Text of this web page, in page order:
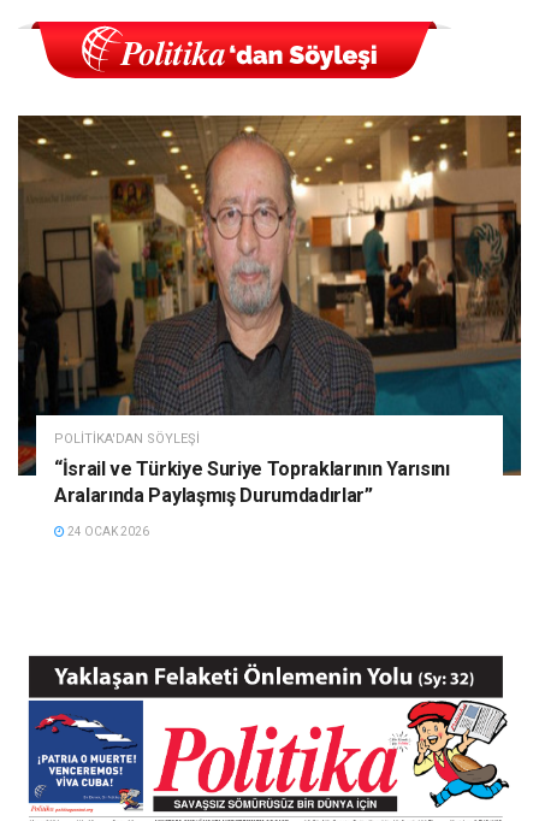
POLITIKA'DAN SÖYLEŞI
“İsrail ve Türkiye Suriye Topraklarının Yarısını
Aralarında Paylaşmış Durumdadırlar”
24 OCAK 2026